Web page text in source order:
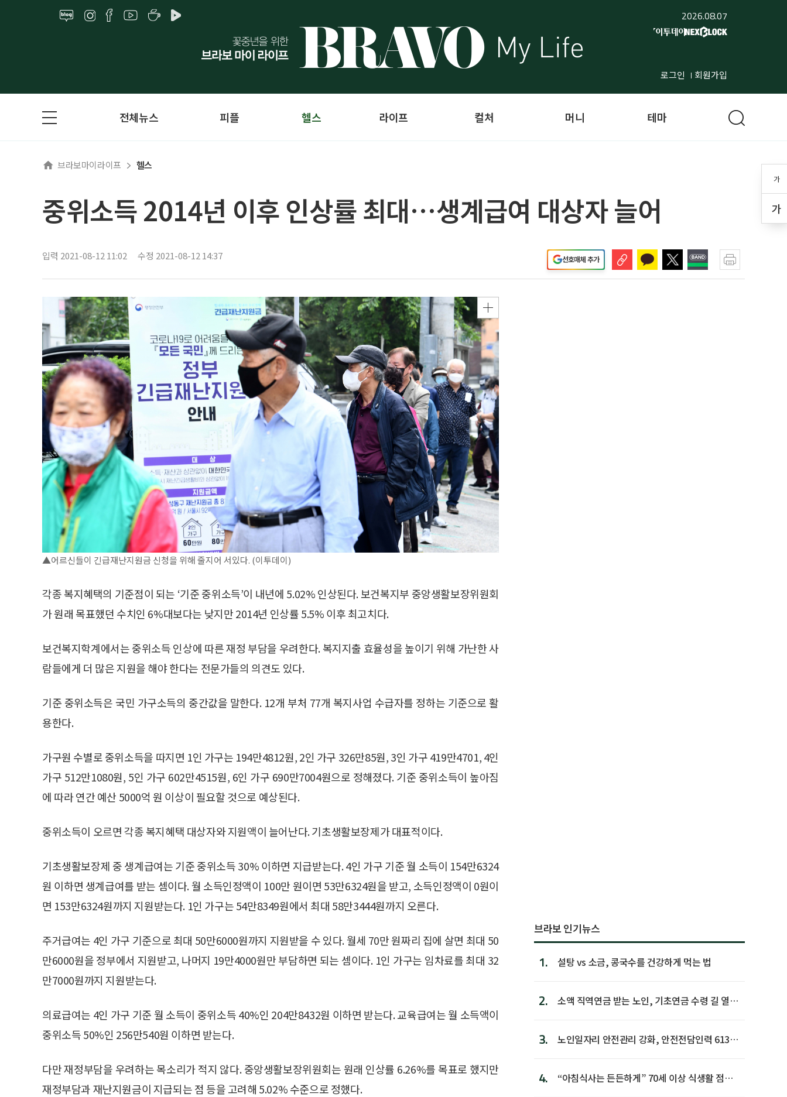
2026.08.07
로그인 회원가입
가
가
전체뉴스 피플 헬스 라이프 컬처 머니 테마
브라보마이라이프 헬스
중위소득 2014년 이후 인상률 최대…생계급여 대상자 늘어
입력 2021-08-12 11:02 수정 2021-08-12 14:37 선호매체 추가
▲어르신들이 긴급재난지원금 신청을 위해 줄지어 서있다. (이투데이)
각종 복지혜택의 기준점이 되는 ‘기준 중위소득’이 내년에 5.02% 인상된다. 보건복지부 중앙생활보장위원회
가 원래 목표했던 수치인 6%대보다는 낮지만 2014년 인상률 5.5% 이후 최고치다.
보건복지학계에서는 중위소득 인상에 따른 재정 부담을 우려한다. 복지지출 효율성을 높이기 위해 가난한 사
람들에게 더 많은 지원을 해야 한다는 전문가들의 의견도 있다.
기준 중위소득은 국민 가구소득의 중간값을 말한다. 12개 부처 77개 복지사업 수급자를 정하는 기준으로 활
용한다.
가구원 수별로 중위소득을 따지면 1인 가구는 194만4812원, 2인 가구 326만85원, 3인 가구 419만4701, 4인
가구 512만1080원, 5인 가구 602만4515원, 6인 가구 690만7004원으로 정해졌다. 기준 중위소득이 높아짐
에 따라 연간 예산 5000억 원 이상이 필요할 것으로 예상된다.
중위소득이 오르면 각종 복지혜택 대상자와 지원액이 늘어난다. 기초생활보장제가 대표적이다.
기초생활보장제 중 생계급여는 기준 중위소득 30% 이하면 지급받는다. 4인 가구 기준 월 소득이 154만6324
원 이하면 생계급여를 받는 셈이다. 월 소득인정액이 100만 원이면 53만6324원을 받고, 소득인정액이 0원이
면 153만6324원까지 지원받는다. 1인 가구는 54만8349원에서 최대 58만3444원까지 오른다.
주거급여는 4인 가구 기준으로 최대 50만6000원까지 지원받을 수 있다. 월세 70만 원짜리 집에 살면 최대 50
만6000원을 정부에서 지원받고, 나머지 19만4000원만 부담하면 되는 셈이다. 1인 가구는 임차료를 최대 32
만7000원까지 지원받는다.
의료급여는 4인 가구 기준 월 소득이 중위소득 40%인 204만8432원 이하면 받는다. 교육급여는 월 소득액이
중위소득 50%인 256만540원 이하면 받는다.
다만 재정부담을 우려하는 목소리가 적지 않다. 중앙생활보장위원회는 원래 인상률 6.26%를 목표로 했지만
재정부담과 재난지원금이 지급되는 점 등을 고려해 5.02% 수준으로 정했다.
브라보 인기뉴스
1. 설탕 vs 소금, 콩국수를 건강하게 먹는 법
2.
소액 직역연금 받는 노인, 기초연금 수령 길 열린
3.
노인일자리 안전관리 강화, 안전전담인력 613명
4.
“아침식사는 든든하게” 70세 이상 식생활 점수